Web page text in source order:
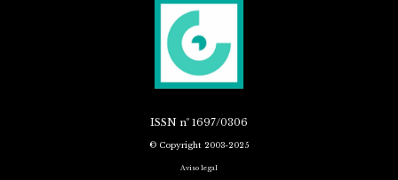
ISSN nº 1697/0306
© Copyright 2003-2025
Aviso legal